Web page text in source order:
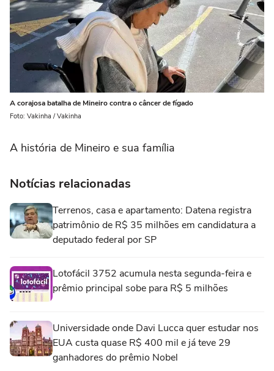
A corajosa batalha de Mineiro contra o câncer de fígado
Foto: Vakinha / Vakinha
A história de Mineiro e sua família
Notícias relacionadas
Terrenos, casa e apartamento: Datena registra
patrimônio de R$ 35 milhões em candidatura a
deputado federal por SP
Lotofácil 3752 acumula nesta segunda-feira e
prêmio principal sobe para R$ 5 milhões
Universidade onde Davi Lucca quer estudar nos
EUA custa quase R$ 400 mil e já teve 29
ganhadores do prêmio Nobel